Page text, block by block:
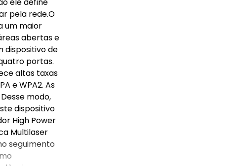
pela rede.O
um maior
abertas e
dispositivo de
portas.
altas taxas
e WPA2. As
modo,
dispositivo
High Power
Multilaser
seguimento